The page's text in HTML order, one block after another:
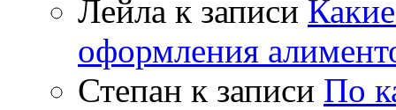
Лейла к записи
оформления
Степан к записи По